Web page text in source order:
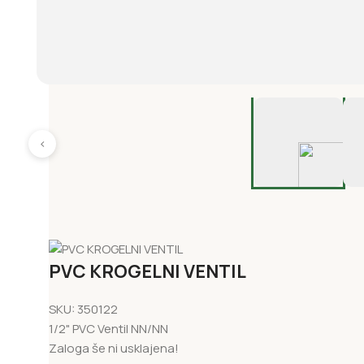
‹
PVC KROGELNI VENTIL
SKU: 350122
1/2" PVC Ventil NN/NN
Zaloga še ni usklajena!